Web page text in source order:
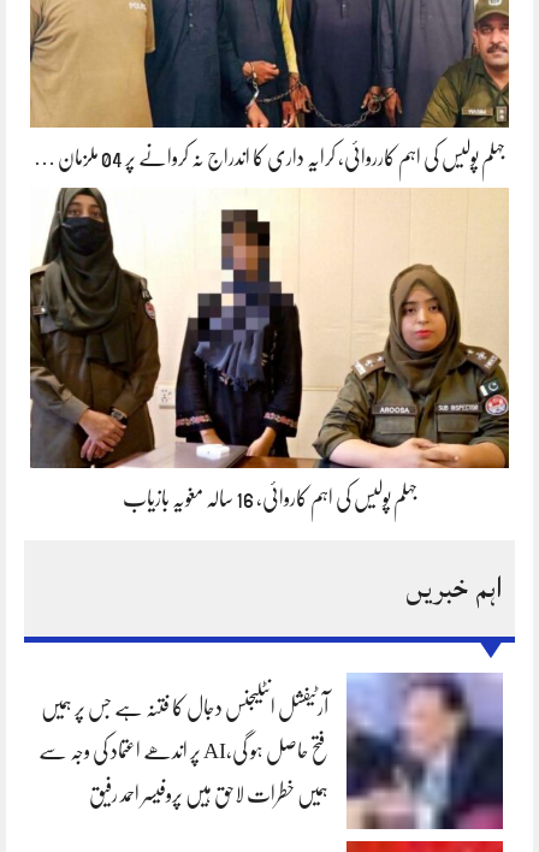
جہلم پولیس کی اہم کارروائی، کرایہ داری کا اندراج نہ کروانے پر 04 ملزمان …
جہلم پولیس کی اہم کاروائی، 16 سالہ مغویہ بازیاب
اہم خبریں
آرٹیفشل انٹلیجنس دجال کا فتنہ ہے جس پر ہمیں
فتح حاصل ہو گی،AI پر اندھے اعتماد کی وجہ سے
ہمیں خطرات لاحق ہیں پروفیسر احمد رفیق